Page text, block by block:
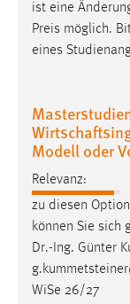
ist eine
Preis möglich.
eines
Modell oder
Relevanz:
zu diesen
können Sie sich
Dr.-Ing. Günter
WiSe 26/27
STATISTIK
unsere
Name:
_pk_ref,
Zweck: